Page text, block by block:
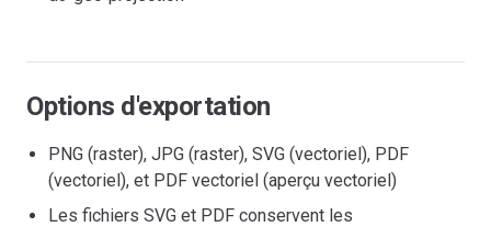
Options d'exportation
PNG (raster), JPG (raster), SVG (vectoriel), PDF
(vectoriel), et PDF vectoriel (aperçu vectoriel)
Les fichiers SVG et PDF conservent les